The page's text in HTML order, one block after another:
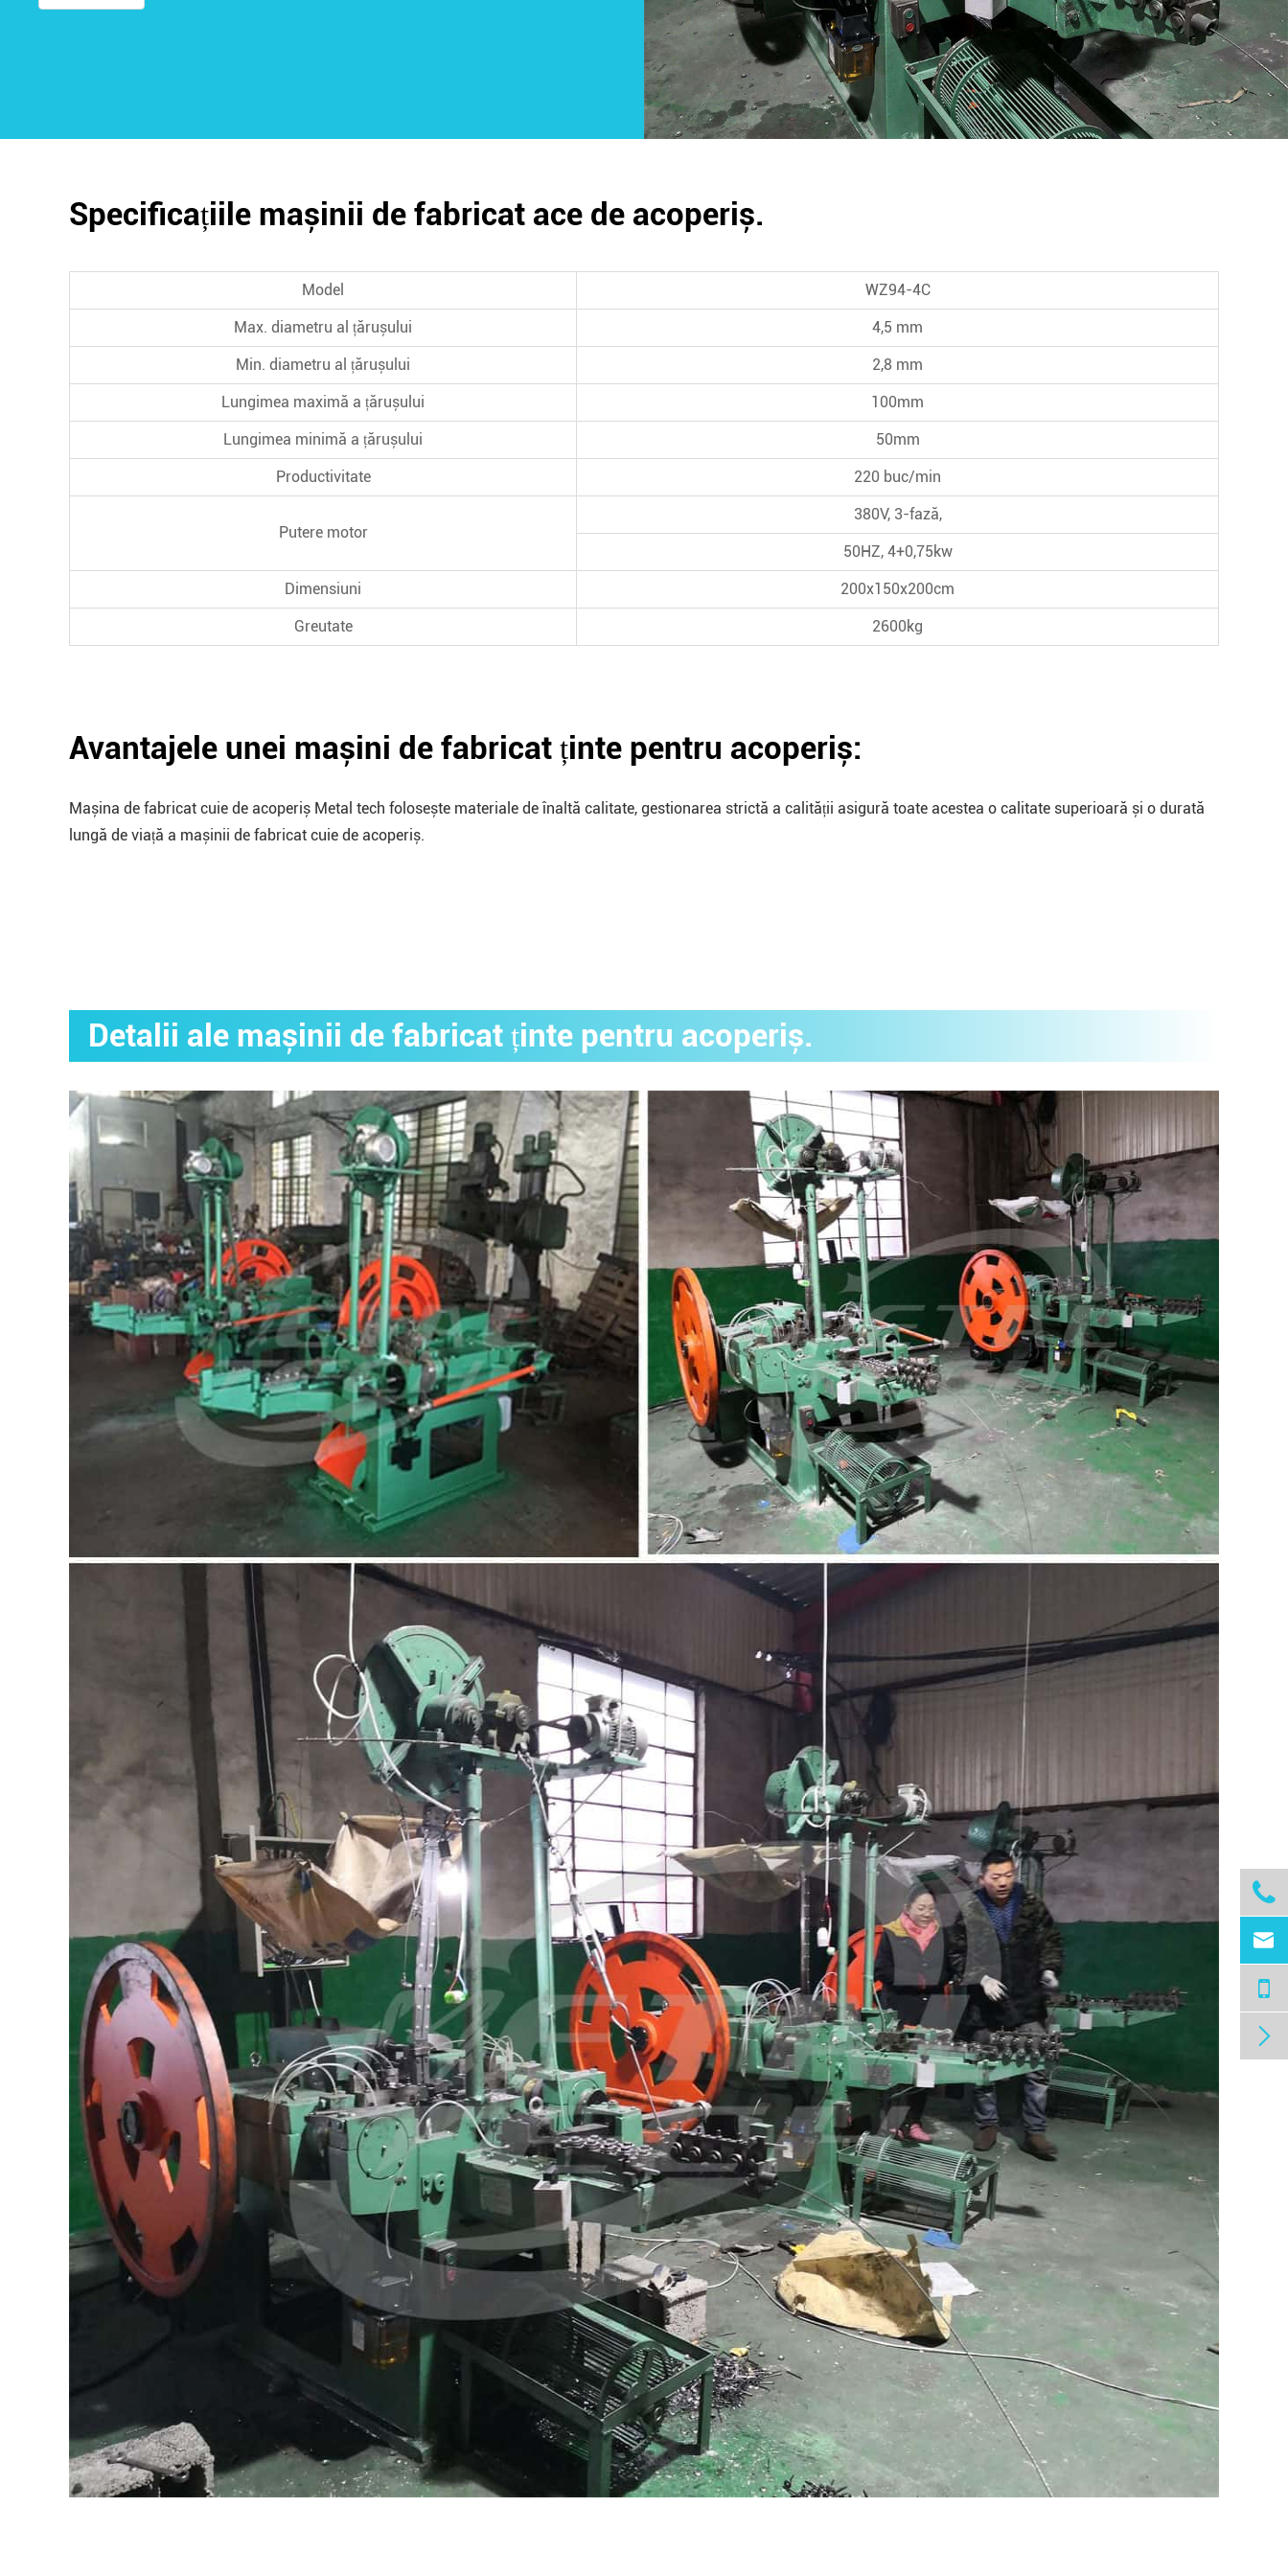
Specificațiile mașinii de fabricat ace de acoperiș.
Model WZ94-4C
Max. diametru al țărușului 4,5 mm
Min. diametru al țărușului 2,8 mm
Lungimea maximă a țărușului 100mm
Lungimea minimă a țărușului 50mm
Productivitate 220 buc/min
Putere motor
380V, 3-fază,
50HZ, 4+0,75kw
Dimensiuni 200x150x200cm
Greutate 2600kg
Avantajele unei mașini de fabricat ținte pentru acoperiș:
Mașina de fabricat cuie de acoperiș Metal tech folosește materiale de înaltă calitate, gestionarea strictă a calității asigură toate acestea o calitate superioară și o durată
lungă de viață a mașinii de fabricat cuie de acoperiș.
Detalii ale mașinii de fabricat ținte pentru acoperiș.


